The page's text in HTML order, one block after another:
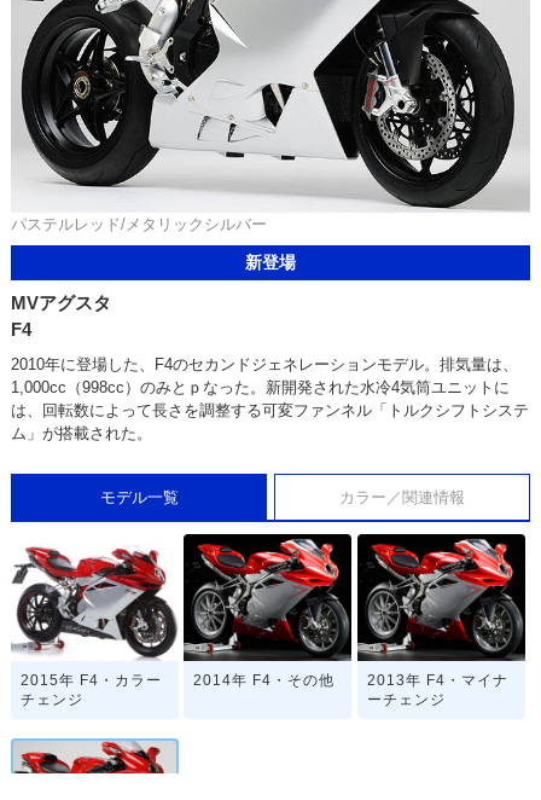
パステルレッド/メタリックシルバー
新登場
MVアグスタ
F4
2010年に登場した、F4のセカンドジェネレーションモデル。排気量は、
1,000cc（998cc）のみとｐなった。新開発された水冷4気筒ユニットに
は、回転数によって長さを調整する可変ファンネル「トルクシフトシステ
ム」が搭載された。
モデル一覧 カラー／関連情報
2015年 F4・カラー
チェンジ
2014年 F4・その他
2013年 F4・マイナ
ーチェンジ